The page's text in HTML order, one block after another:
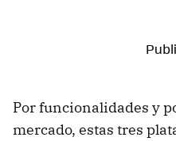
Por funcionalidades y
mercado, estas tres